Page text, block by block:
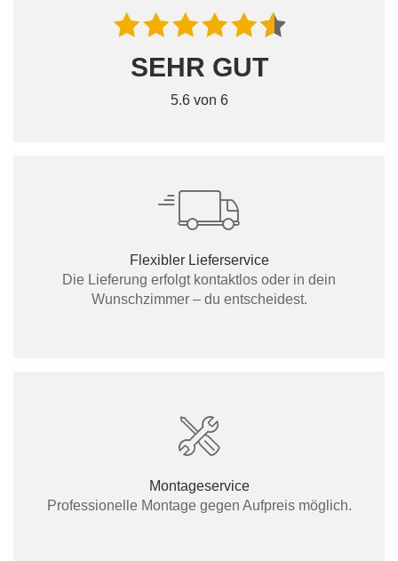
SEHR GUT
5.6 von 6
Flexibler Lieferservice
Die Lieferung erfolgt kontaktlos oder in dein
Wunschzimmer – du entscheidest.
Montageservice
Professionelle Montage gegen Aufpreis möglich.